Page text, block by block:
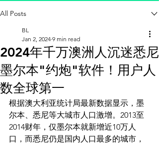
公司简介
BLOG
白雪
嘟嘟
联系我们
Plans & Pricing
VVIP会员
All Posts
2024年千万澳洲人沉迷悉尼
墨尔本"约炮"软件！用户人
数全球第一
BL
Jan 2, 2024 9 min read
根据澳大利亚统计局最新数据显示，墨
尔本、悉尼等大城市人口激增。2013至
2014财年，仅墨尔本就新增近10万人
口，而悉尼仍是国内人口最多的城市，